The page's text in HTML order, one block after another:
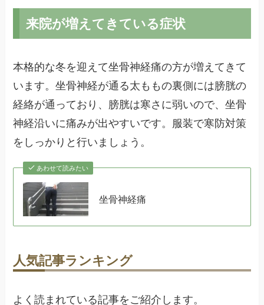
来院が増えてきている症状
本格的な冬を迎えて坐骨神経痛の方が増えてきて
います。坐骨神経が通る太ももの裏側には膀胱の
経絡が通っており、膀胱は寒さに弱いので、坐骨
神経沿いに痛みが出やすいです。服装で寒防対策
をしっかりと行いましょう。
あわせて読みたい
坐骨神経痛
人気記事ランキング
よく読まれている記事をご紹介します。